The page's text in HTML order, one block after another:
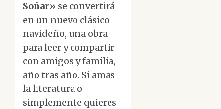
Soñar» se convertirá
en un nuevo clásico
navideño, una obra
para leer y compartir
con amigos y familia,
año tras año. Si amas
la literatura o
simplemente quieres